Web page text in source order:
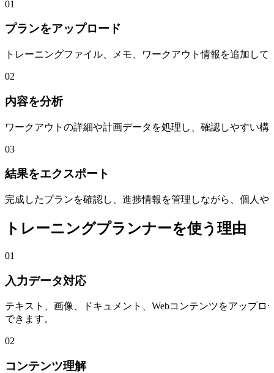
01
プランをアップロード
トレーニングファイル、メモ、ワークアウト情報を追加し
02
内容を分析
ワークアウトの詳細や計画データを処理し、確認しやすい
03
結果をエクスポート
完成したプランを確認し、進捗情報を管理しながら、個人
トレーニングプランナーを使う理由
01
入力データ対応
テキスト、画像、ドキュメント、Webコンテンツをアップ
できます。
02
コンテンツ理解